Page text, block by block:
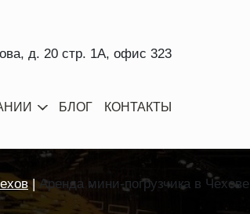
д. 20 стр. 1А, офис 323
БЛОГ КОНТАКТЫ
Аренда мини-погрузчика в Чехове